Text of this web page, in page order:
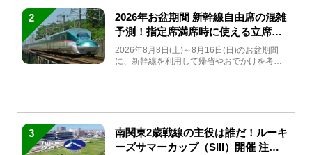
2
2026年お盆期間 新幹線自由席の混雑
予測！指定席満席時に使える立席特
急券も解説
2026年8月8日(土)～8月16日(日)のお盆期間
に、新幹線を利用して帰省やおでかけを考え
3
南関東2歳戦線の主役は誰だ！ルーキ
ーズサマーカップ（SIII）開催 注目